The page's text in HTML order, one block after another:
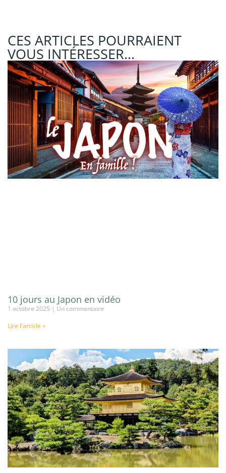
CES ARTICLES POURRAIENT
VOUS INTÉRESSER...
10 jours au Japon en vidéo
1 octobre 2025
Un commentaire
Lire l'article »